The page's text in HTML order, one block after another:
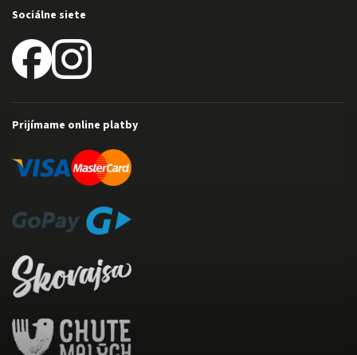
Sociálne siete
Prijímame online platby